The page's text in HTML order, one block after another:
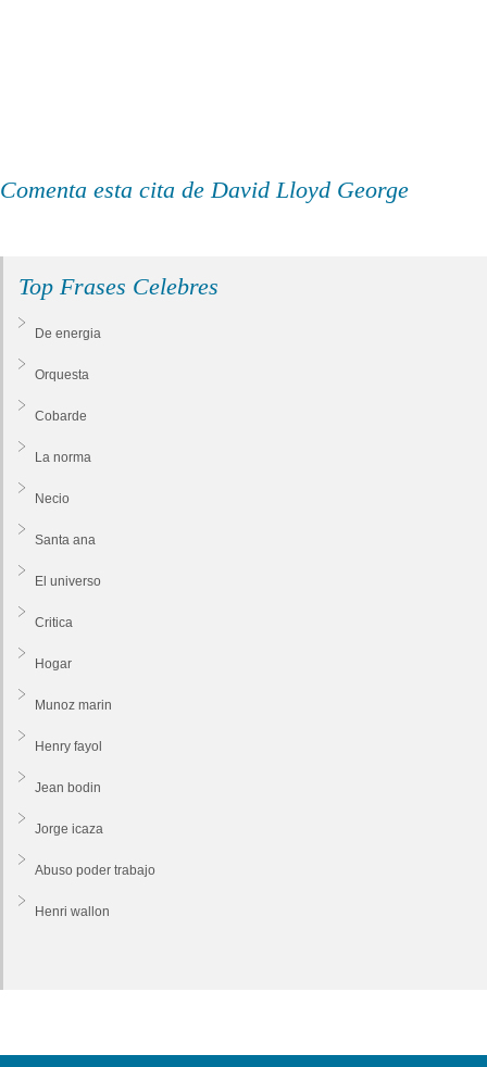
Comenta esta cita de David Lloyd George
Top Frases Celebres
De energia
Orquesta
Cobarde
La norma
Necio
Santa ana
El universo
Critica
Hogar
Munoz marin
Henry fayol
Jean bodin
Jorge icaza
Abuso poder trabajo
Henri wallon